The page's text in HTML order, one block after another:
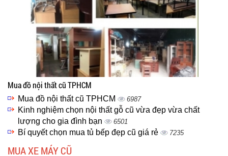
Mua đồ nội thất cũ TPHCM
Mua đồ nội thất cũ TPHCM 6987
Kinh nghiệm chọn nội thất gỗ cũ vừa đẹp vừa chất
lượng cho gia đình bạn
6501
Bí quyết chọn mua tủ bếp đẹp cũ giá rẻ 7235
MUA XE MÁY CŨ